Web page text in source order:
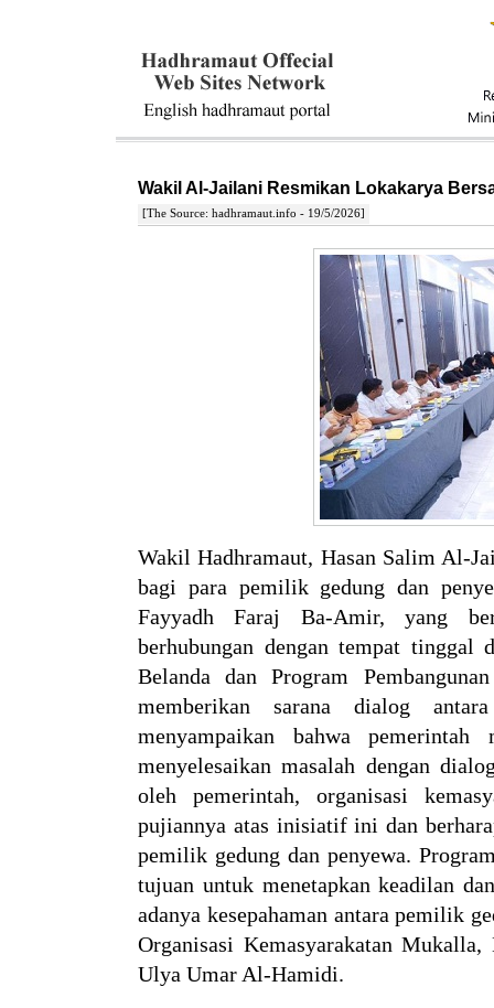
Wakil Al-Jailani Resmikan Lokakarya
[The Source: hadhramaut.info - 19/5/2026]
Wakil Hadhramaut, Hasan Salim Al-
bagi para pemilik gedung dan
Fayyadh Faraj Ba-Amir, yang
berhubungan dengan tempat
Belanda dan Program
memberikan sarana dialog
menyampaikan bahwa
menyelesaikan masalah dengan
oleh pemerintah, organisasi
pujiannya atas inisiatif ini dan
pemilik gedung dan penyewa.
tujuan untuk menetapkan keadilan
adanya kesepahaman antara pemilik
Organisasi Kemasyarakatan
Ulya Umar Al-Hamidi.